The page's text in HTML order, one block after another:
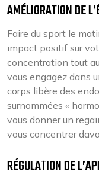
AMÉLIORATION DE
Faire du sport le
impact positif sur
concentration tout
vous engagez dans
corps libère des
surnommées «
vous donner un
vous concentrer
RÉGULATION DE